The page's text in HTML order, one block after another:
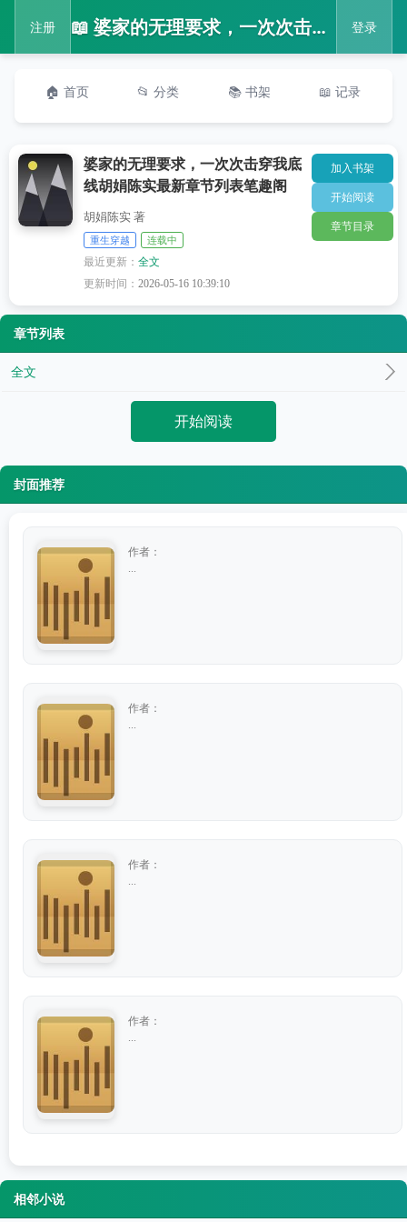
注册 📖 婆家的无理要求，一次次击穿我底线胡娟陈实最新章节列表笔趣阁 登录
🏠 首页 📂 分类 📚 书架 📖 记录
婆家的无理要求，一次次击穿我底
线胡娟陈实最新章节列表笔趣阁
胡娟陈实 著
重生穿越 连载中
最近更新：全文
更新时间：2026-05-16 10:39:10
加入书架
开始阅读
章节目录
章节列表
全文
开始阅读
封面推荐
作者：
作者：
作者：
作者：
相邻小说